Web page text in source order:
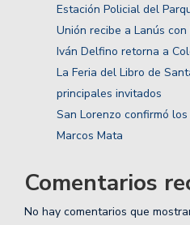
Estación Policial del
Unión recibe a Lanús
Iván Delfino retorna a
La Feria del Libro de
principales invitados
San Lorenzo confirmó
Marcos Mata
Comentarios
No hay comentarios que